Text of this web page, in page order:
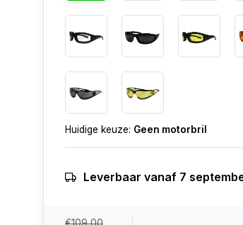
Huidige keuze: Geen motorbril
Leverbaar vanaf 7